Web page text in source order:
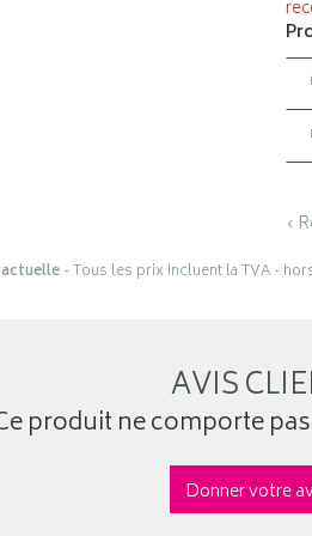
‹
- Tous les prix incluent la TVA -
AVIS
produit ne comporte
Donner votre